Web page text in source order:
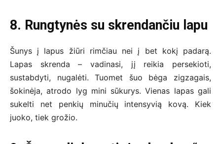
8. Rungtynės su skrendančiu lapu
Šunys į lapus žiūri rimčiau nei į bet kokį padarą.
Lapas skrenda – vadinasi, jį reikia persekioti,
sustabdyti, nugalėti. Tuomet šuo bėga zigzagais,
šokinėja, atrodo lyg mini sūkurys. Vienas lapas gali
sukelti net penkių minučių intensyvią kovą. Kiek
juoko, tiek grožio.